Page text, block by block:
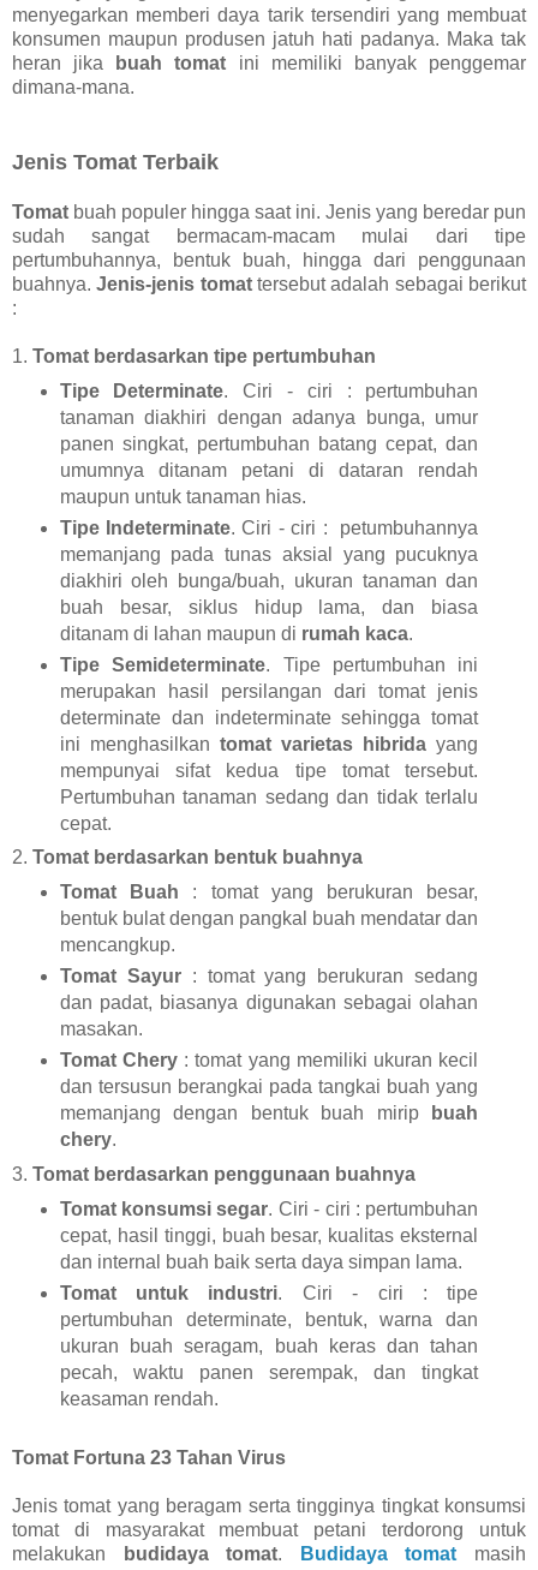
menyegarkan memberi daya tarik tersendiri yang membuat
konsumen maupun produsen jatuh hati padanya. Maka tak
heran jika
buah tomat ini memiliki banyak penggemar
dimana-mana.
Jenis Tomat Terbaik
Tomat buah populer hingga saat ini. Jenis yang beredar pun
sudah sangat bermacam-macam mulai dari tipe
pertumbuhannya, bentuk buah, hingga dari penggunaan
buahnya.Jenis-jenis tomattersebut adalah sebagai berikut
:
1. Tomat berdasarkan tipe pertumbuhan
Tipe Determinate. Ciri - ciri : pertumbuhan
tanaman diakhiri dengan adanya bunga, umur
panen singkat, pertumbuhan batang cepat, dan
umumnya ditanam petani di dataran rendah
maupun untuk tanaman hias.
Tipe Indeterminate. Ciri - ciri : petumbuhannya
memanjang pada tunas aksial yang pucuknya
diakhiri oleh bunga/buah, ukuran tanaman dan
buah besar, siklus hidup lama, dan biasa
ditanam di lahan maupun di rumah kaca.
Tipe Semideterminate. Tipe pertumbuhan ini
merupakan hasil persilangan dari tomat jenis
determinate dan indeterminate sehingga tomat
ini menghasilkan tomat varietas hibrida yang
mempunyai sifat kedua tipe tomat tersebut.
Pertumbuhan tanaman sedang dan tidak terlalu
cepat.
2. Tomat berdasarkan bentuk buahnya
Tomat Buah : tomat yang berukuran besar,
bentuk bulat dengan pangkal buah mendatar dan
mencangkup.
Tomat Sayur: tomat yang berukuran sedang
dan padat, biasanya digunakan sebagai olahan
masakan.
Tomat Chery: tomat yang memiliki ukuran kecil
dan tersusun berangkai pada tangkai buah yang
memanjang dengan bentuk buah mirip
buah
chery.
3. Tomat berdasarkan penggunaan buahnya
Tomat konsumsi segar. Ciri - ciri : pertumbuhan
cepat, hasil tinggi, buah besar, kualitas eksternal
dan internal buah baik serta daya simpan lama.
Tomat untuk industri. Ciri - ciri : tipe
pertumbuhan determinate, bentuk, warna dan
ukuran buah seragam, buah keras dan tahan
pecah, waktu panen serempak, dan tingkat
keasaman rendah.
Tomat Fortuna 23 Tahan Virus
Jenis tomat yang beragam serta tingginya tingkat konsumsi
tomat di masyarakat membuat petani terdorong untuk
melakukan
budidaya tomat. Budidaya tomat
masih